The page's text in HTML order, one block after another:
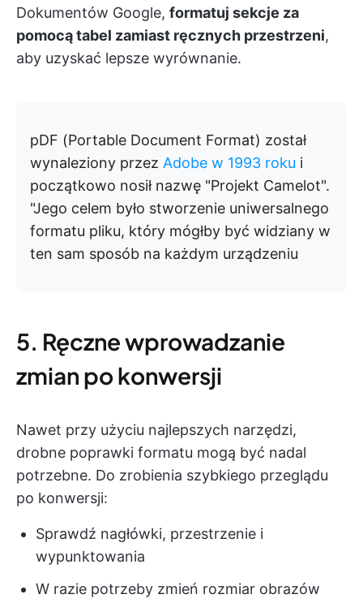
Dokumentów Google, formatuj sekcje za
pomocą tabel zamiast ręcznych przestrzeni,
aby uzyskać lepsze wyrównanie.
pDF (Portable Document Format) został
wynaleziony przez Adobe w 1993 roku i
początkowo nosił nazwę "Projekt Camelot".
"Jego celem było stworzenie uniwersalnego
formatu pliku, który mógłby być widziany w
ten sam sposób na każdym urządzeniu
5. Ręczne wprowadzanie
zmian po konwersji
Nawet przy użyciu najlepszych narzędzi,
drobne poprawki formatu mogą być nadal
potrzebne. Do zrobienia szybkiego przeglądu
po konwersji:
Sprawdź nagłówki, przestrzenie i
wypunktowania
W razie potrzeby zmień rozmiar obrazów